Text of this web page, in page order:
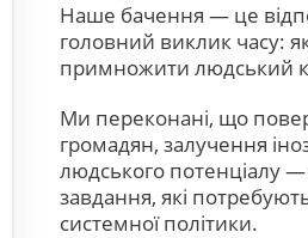
Наше бачення — це
головний виклик часу:
примножити людський
Ми переконані, що
громадян, залучення
людського потенціалу —
завдання, які
системної політики.